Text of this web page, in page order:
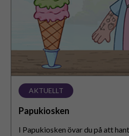
AKTUELLT
Papukiosken
I Papukiosken övar du på att